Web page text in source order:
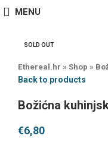
MENU
SOLD OUT
Ethereal.hr » Shop »
Back to products
Božićna
€6,80